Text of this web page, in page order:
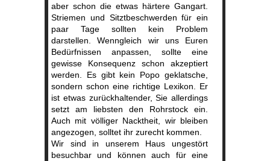
aber schon die etwas härtere Gangart.
Striemen und Sitztbeschwerden für ein
paar Tage sollten kein Problem
darstellen. Wenngleich wir uns Euren
Bedürfnissen anpassen, sollte eine
gewisse Konsequenz schon akzeptiert
werden. Es gibt kein Popo geklatsche,
sondern schon eine richtige Lexikon. Er
ist etwas zurückhaltender, Sie allerdings
setzt am liebsten den Rohrstock ein.
Auch mit völliger Nacktheit, wir bleiben
angezogen, solltet ihr zurecht kommen.
Wir sind in unserem Haus ungestört
besuchbar und können auch für eine